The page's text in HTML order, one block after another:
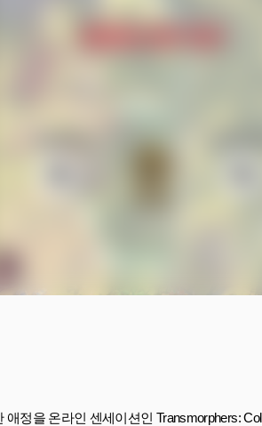
정을 온라인 센세이션인 Transmorphers: